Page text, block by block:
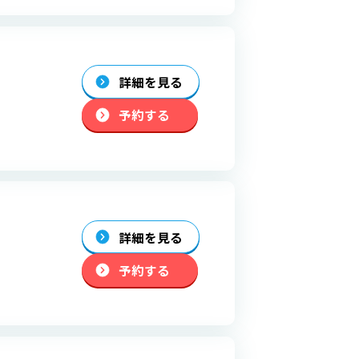
詳細を見る
予約する
詳細を見る
予約する